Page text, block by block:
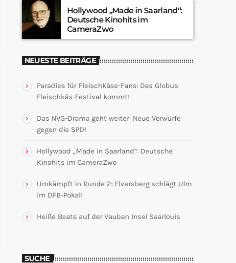
Hollywood „Made in Saarland“:
Deutsche Kinohits im
CameraZwo
NEUESTE BEITRÄGE
Paradies für Fleischkäse-Fans: Das Globus
Fleischkäs-Festival kommt!
Das NVG-Drama geht weiter: Neue Vorwürfe
gegen die SPD!
Hollywood „Made in Saarland“: Deutsche
Kinohits im CameraZwo
Umkämpft in Runde 2: Elversberg schlägt Ulm
im DFB-Pokal!
Heiße Beats auf der Vauban Insel Saarlouis
SUCHE